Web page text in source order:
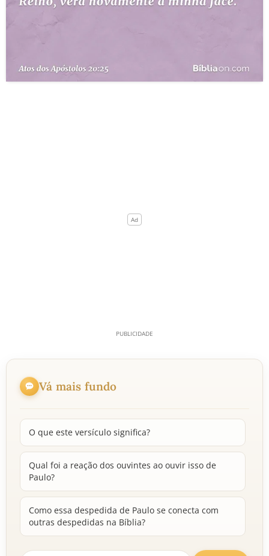
PERGUNTE À BÍBLIA
TERMO BÍBLICO JOGOS
Vá mais fundo
O que este versículo significa?
Qual foi a reação dos ouvintes ao ouvir isso de
Paulo?
Como essa despedida de Paulo se conecta com
outras despedidas na Bíblia?